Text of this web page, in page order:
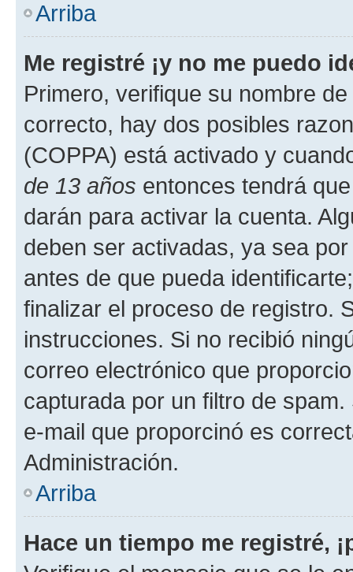
Arriba
Me registré ¡y no me puedo
Primero, verifique su nombre
correcto, hay dos posibles
(COPPA) está activado y
de 13 años entonces tendrá
darán para activar la cuenta.
deben ser activadas, ya sea
antes de que pueda
finalizar el proceso de registro.
instrucciones. Si no recibió
correo electrónico que
capturada por un filtro de
e-mail que proporcinó es
Administración.
Arriba
Hace un tiempo me registré,